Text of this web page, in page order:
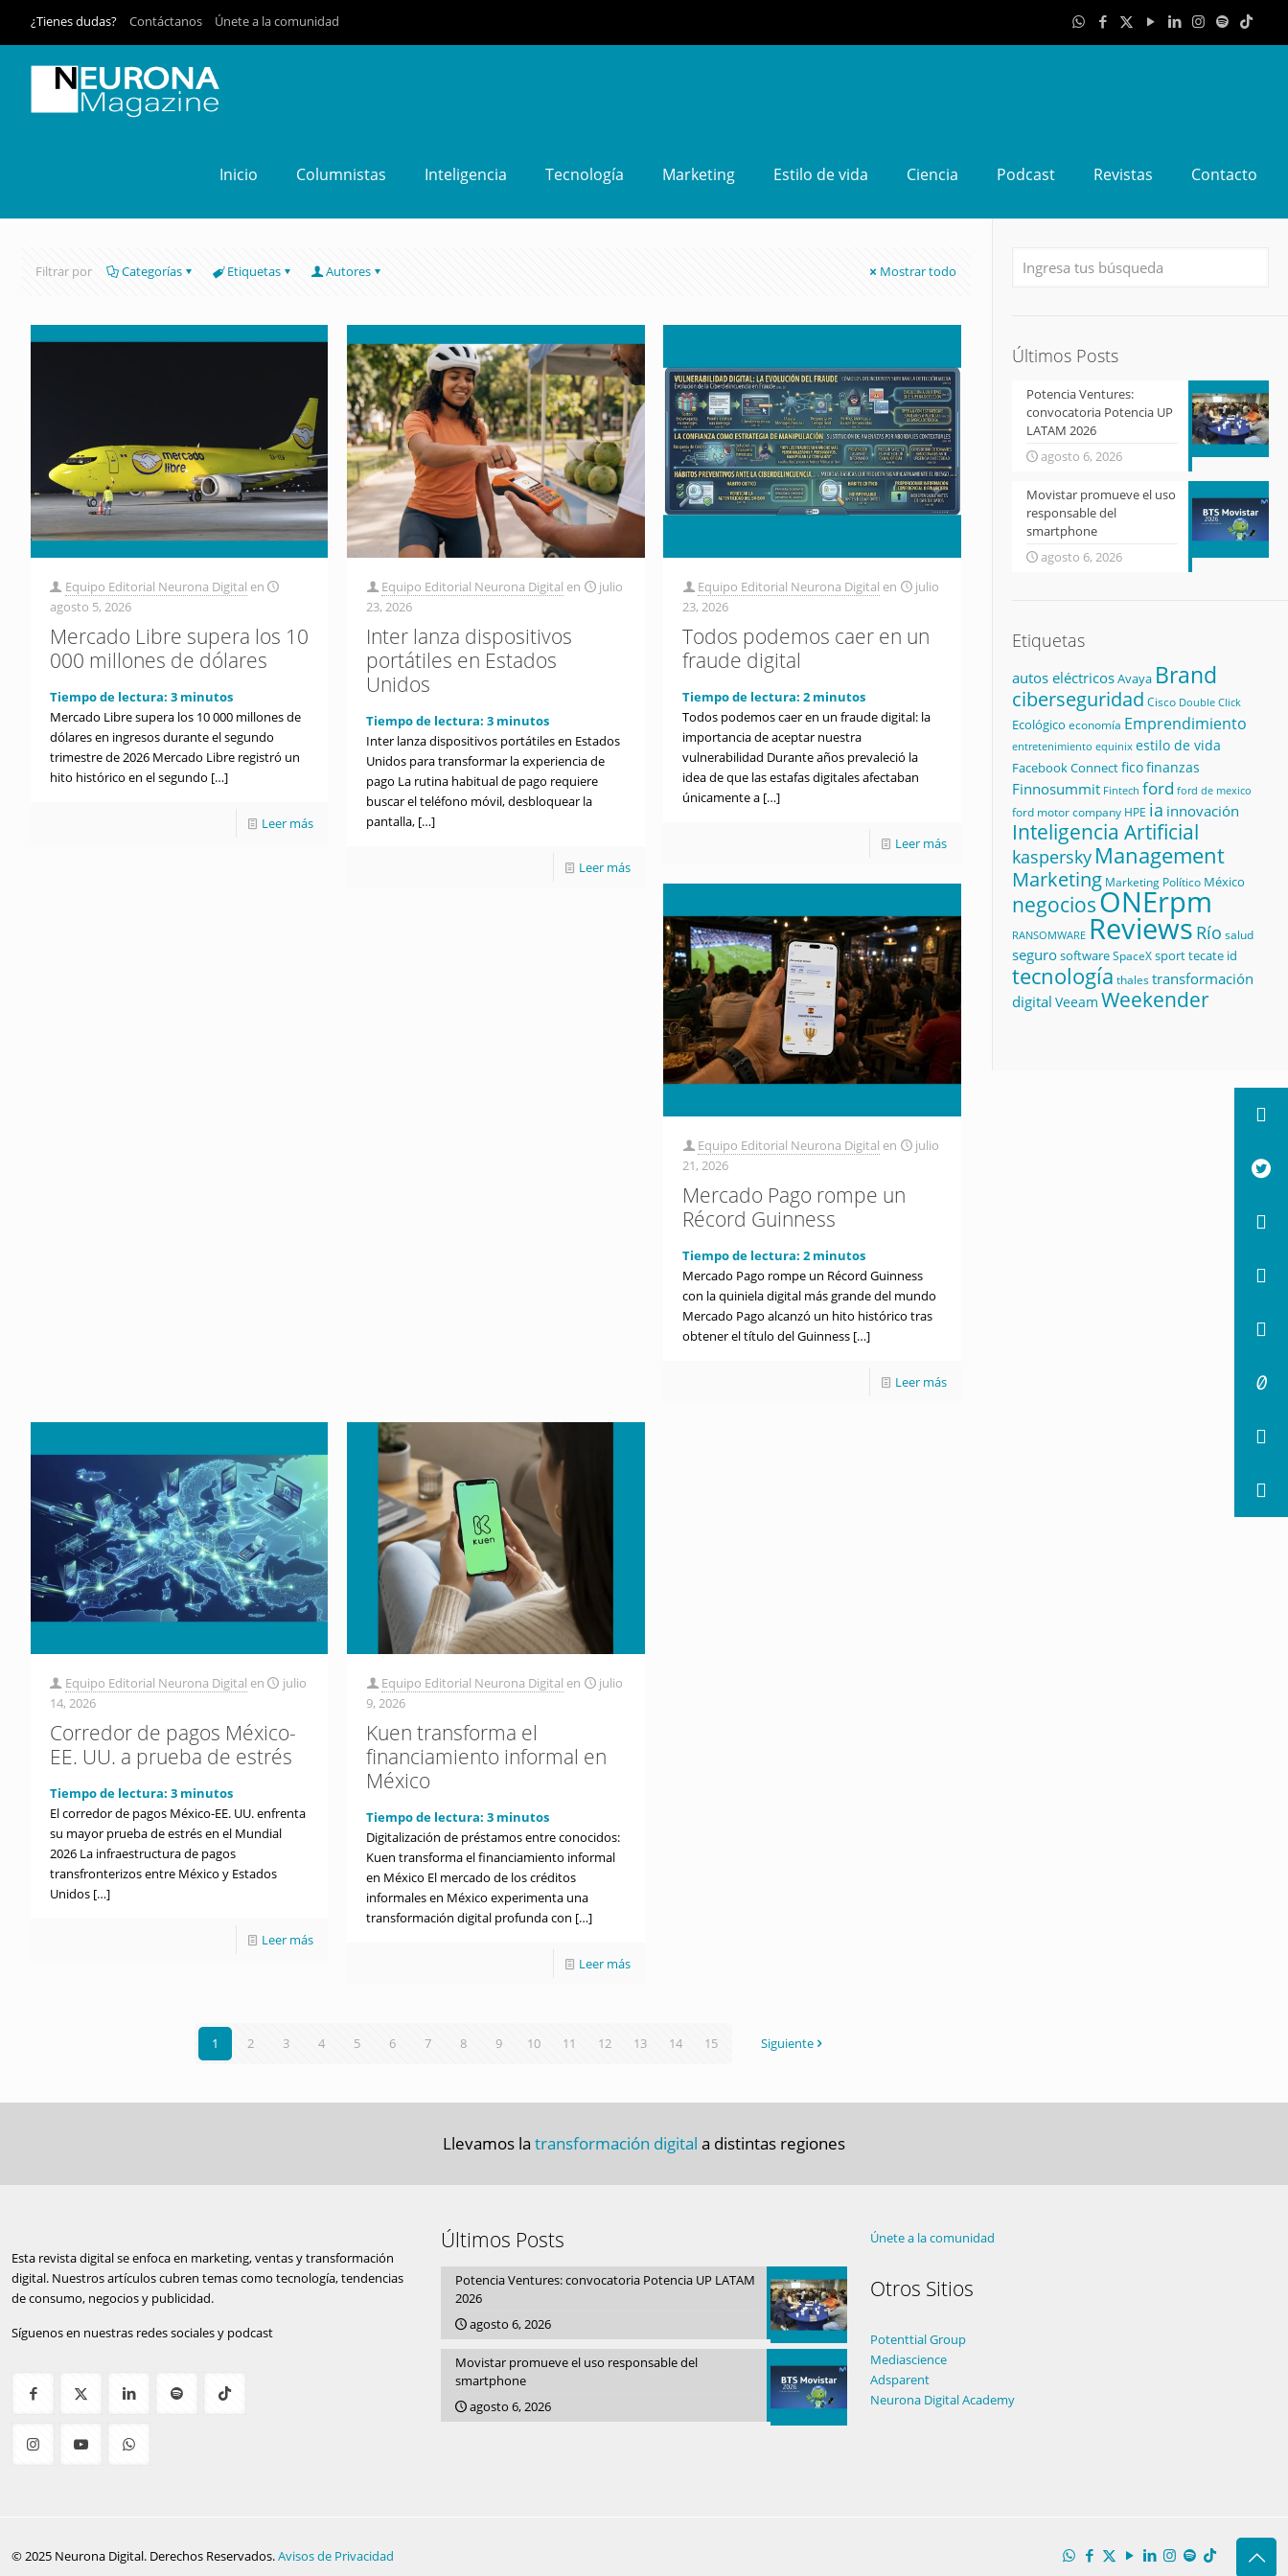
¿Tienes dudas? Contáctanos Únete a la comunidad
Inicio Columnistas Inteligencia Tecnología Marketing Estilo de vida Ciencia Podcast Revistas Contacto
Filtrar por Categorías Etiquetas Autores Mostrar todo
Equipo Editorial Neurona Digital en
agosto 5, 2026
Mercado Libre supera los 10
000 millones de dólares
Tiempo de lectura: 3 minutos
Mercado Libre supera los 10 000 millones de
dólares en ingresos durante el segundo
trimestre de 2026 Mercado Libre registró un
hito histórico en el segundo […]
Leer más
Equipo Editorial Neurona Digital en
julio
23, 2026
Inter lanza dispositivos
portátiles en Estados
Unidos
Tiempo de lectura:3 minutos
Inter lanza dispositivos portátiles en Estados
Unidos para transformar la experiencia de
pago La rutina habitual de pago requiere
buscar el teléfono móvil, desbloquear la
pantalla, […]
Leer más
Equipo Editorial Neurona Digital en
julio
23, 2026
Todos podemos caer en un
fraude digital
Tiempo de lectura:2 minutos
Todos podemos caer en un fraude digital: la
importancia de aceptar nuestra
vulnerabilidad Durante años prevaleció la
idea de que las estafas digitales afectaban
únicamente a […]
Leer más
Equipo Editorial Neurona Digital en
julio
21, 2026
Mercado Pago rompe un
Récord Guinness
Tiempo de lectura:2 minutos
Mercado Pago rompe un Récord Guinness
con la quiniela digital más grande del mundo
Mercado Pago alcanzó un hito histórico tras
obtener el título del Guinness […]
Leer más
Equipo Editorial Neurona Digital en
julio
14, 2026
Corredor de pagos México-
EE. UU. a prueba de estrés
Tiempo de lectura: 3 minutos
El corredor de pagos México-EE. UU. enfrenta
su mayor prueba de estrés en el Mundial
2026 La infraestructura de pagos
transfronterizos entre México y Estados
Unidos[…]
Leer más
Equipo Editorial Neurona Digital en
julio
9, 2026
Kuen transforma el
financiamiento informal en
México
Tiempo de lectura:3 minutos
Digitalización de préstamos entre conocidos:
Kuen transforma el financiamiento informal
en México El mercado de los créditos
informales en México experimenta una
transformación digital profunda con […]
Leer más
1 2 3 4 5 6 7 8 9 10 11 12 13 14 15 Siguiente
Últimos Posts
Potencia Ventures:
convocatoria Potencia UP
LATAM 2026
agosto 6, 2026
Movistar promueve el uso
responsable del
smartphone
agosto 6, 2026
Etiquetas
autos eléctricosAvaya Brand
ciberseguridad Cisco Double Click
Ecológico economía Emprendimiento
entretenimiento equinix estilo de vida
Facebook Connectficofinanzas
Finnosummit Fintech ford ford de mexico
ford motor company HPE ia innovación
Inteligencia Artificial
kaspersky Management
Marketing Marketing Político México
negociosONErpm
RANSOMWARE Reviews Río salud
segurosoftwareSpaceXsporttecate id
tecnología thalestransformación
digital Veeam Weekender
Llevamos la transformación digital a distintas regiones
Esta revista digital se enfoca en marketing, ventas y transformación
digital. Nuestros artículos cubren temas como tecnología, tendencias
de consumo, negocios y publicidad.
Síguenos en nuestras redes sociales y podcast
Últimos Posts
Potencia Ventures: convocatoria Potencia UP LATAM
2026
agosto 6, 2026
Movistar promueve el uso responsable del
smartphone
agosto 6, 2026
Únete a la comunidad
Otros Sitios
Potenttial Group
Mediascience
Adsparent
Neurona Digital Academy
© 2025 Neurona Digital. Derechos Reservados.Avisos de Privacidad